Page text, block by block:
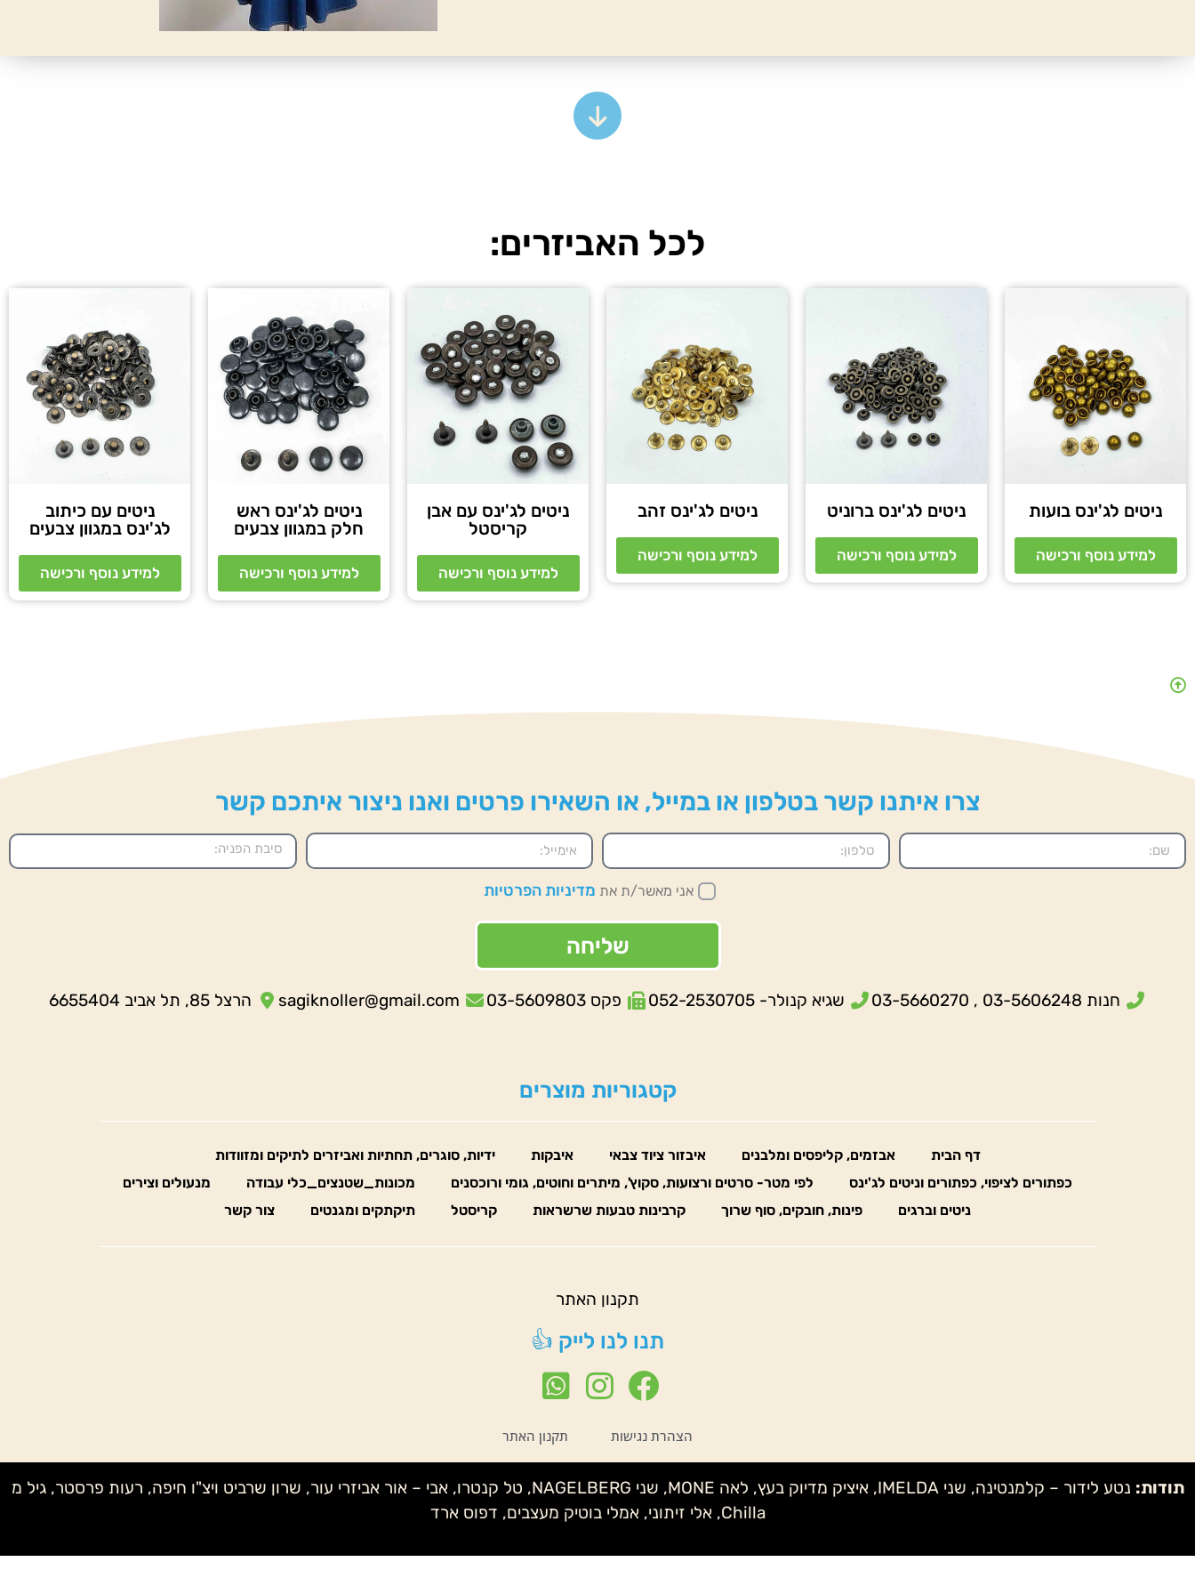
לכל האביזרים:
ניטים לג'ינס בועות
למידע נוסף ורכישה
ניטים לג'ינס ברוניט
למידע נוסף ורכישה
ניטים לג'ינס זהב
למידע נוסף ורכישה
ניטים לג'ינס עם אבן
קריסטל
למידע נוסף ורכישה
ניטים לג'ינס ראש
חלק במגוון צבעים
למידע נוסף ורכישה
ניטים עם כיתוב
לג'ינס במגוון צבעים
למידע נוסף ורכישה
צרו איתנו קשר בטלפון או במייל, או השאירו פרטים ואנו ניצור איתכם קשר
אני מאשר/ת את מדיניות הפרטיות
שליחה
חנות 03-5606248 , 03-5660270 שגיא קנולר- 052-2530705 פקס 03-5609803 sagiknoller@gmail.com הרצל 85, תל אביב 6655404
קטגוריות מוצרים
דף הבית אבזמים, קליפסים ומלבנים איבזור ציוד צבאי איבקות
ידיות, סוגרים, תחתיות ואביזרים לתיקים ומזוודות
כפתורים לציפוי, כפתורים וניטים לג'ינס
לפי מטר- סרטים ורצועות, סקוץ', מיתרים וחוטים, גומי ורוכסנים מכונות_שטנצים_כלי עבודה
מנעולים וצירים
ניטים וברגים
פינות, חובקים, סוף שרוך קרבינות טבעות שרשראות קריסטל תיקתקים ומגנטים צור קשר
תקנון האתר
תנו לנו לייק 👍
הצהרת נגישות תקנון האתר
תודות:
נטע לידור – קלמנטינה, שני IMELDA, איציק מדיוק בעץ, לאה MONE, שני NAGELBERG, טל קנטרו, אבי – אור אביזרי עור, שרון שרביט ויצ"ו חיפה, רעות פרסטר, גיל מ
Chilla, אלי זיתוני, אמלי בוטיק מעצבים, דפוס ארד